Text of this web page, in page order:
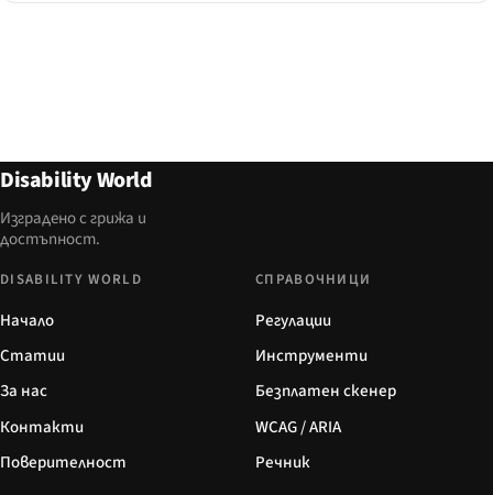
Disability World
Изградено с грижа и
достъпност.
DISABILITY WORLD
Начало
Статии
За нас
Контакти
Поверителност
СПРАВОЧНИЦИ
Регулации
Инструменти
Безплатен скенер
WCAG / ARIA
Речник